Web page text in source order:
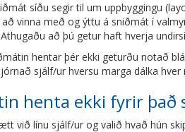
síðu segir til um uppbyggingu
vinna með og ýttu á sniðmát í
að þú getur haft hverja
hentar þér ekki geturðu notað
sjálf/ur hversu marga dálka
henta ekki fyrir það
við línu sjálf/ur og valið hvað hún